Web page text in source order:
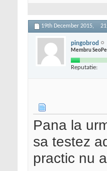
19th December 2015,
pingobrod
Membru
Reputatie:
Pana la
sa testez
practic nu